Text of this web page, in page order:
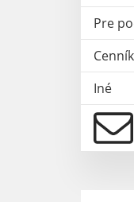
Pre
Cenník
Iné